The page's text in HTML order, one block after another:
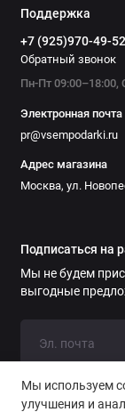
Поддержка
+7 (925)970-49-52
Обратный звонок
Пн-Пт 09:00–18:00,
Электронная почта
pr@vsempodarki.ru
Адрес магазина
Москва, ул.
Подписаться на
Мы не будем
выгодные
Мы используем
улучшения и